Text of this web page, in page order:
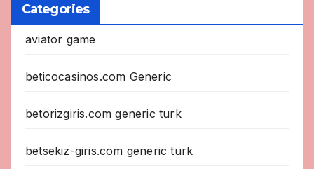
Categories
aviator game
beticocasinos.com Generic
betorizgiris.com generic turk
betsekiz-giris.com generic turk